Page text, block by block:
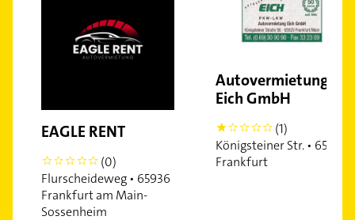
EAGLE RENT
0
(0)
Flurscheideweg • 65936
Frankfurt am Main-
Sossenheim
Autovermietung
Eich GmbH
1
(1)
Königsteiner Str. • 65929
Frankfurt